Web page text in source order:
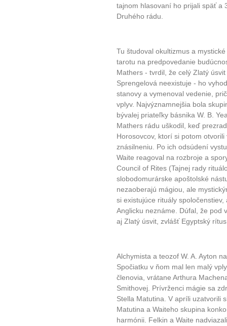
...
Jak mít více energie
Jak vnést do života
Jak být šťastnější
tajnom hlasovaní ho prijali späť a
Druhého rádu.
Tu študoval okultizmus a
tarotu na predpovedanie
Mathers - tvrdil, že celý Zlatý
Sprengelová neexistuje - ho
stanovy a vymenoval vedenie,
vplyv. Najvýznamnejšia bola
bývalej priateľky básnika W. B.
Mathers rádu uškodil, keď
Horosovcov, ktorí si potom
znásilneniu. Po ich odsúdení
Waite reagoval na rozbroje a
Council of Rites (Tajnej rady
slobodomurárske apoštolské
nezaoberajú mágiou, ale
si existujúce rituály
Anglicku neznáme. Dúfal, že pod
aj Zlatý úsvit, zvlášť Egyptský
Alchymista a teozof W. A. Ayton
Spočiatku v ňom mal len malý
členovia, vrátane Arthura
Smithovej. Prívrženci mágie sa
Stella Matutina. V apríli uzatvorili
Matutina a Waiteho skupina
harmónii. Felkin a Waite